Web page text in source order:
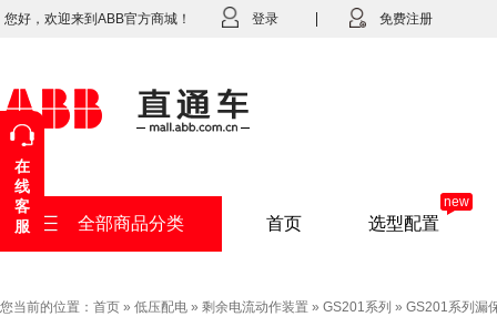
您好，欢迎来到ABB官方商城！ 登录 免费注册
全部商品分类 首页 选型配置
new
您当前的位置： 首页 » 低压配电 » 剩余电流动作装置 » GS201系列 » GS201系列漏
在
线
客
服